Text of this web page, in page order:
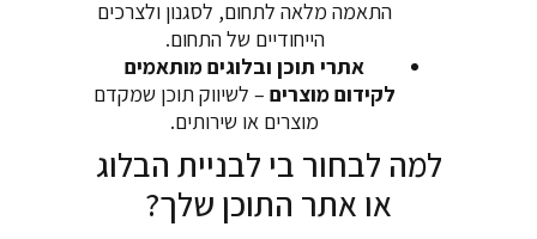
התאמה מלאה לתחום, לסגנון ולצרכים
הייחודיים של התחום.
אתרי תוכן ובלוגים מותאמים
לקידום מוצרים – לשיווק תוכן שמקדם
מוצרים או שירותים.
למה לבחור בי לבניית הבלוג
או אתר התוכן שלך?